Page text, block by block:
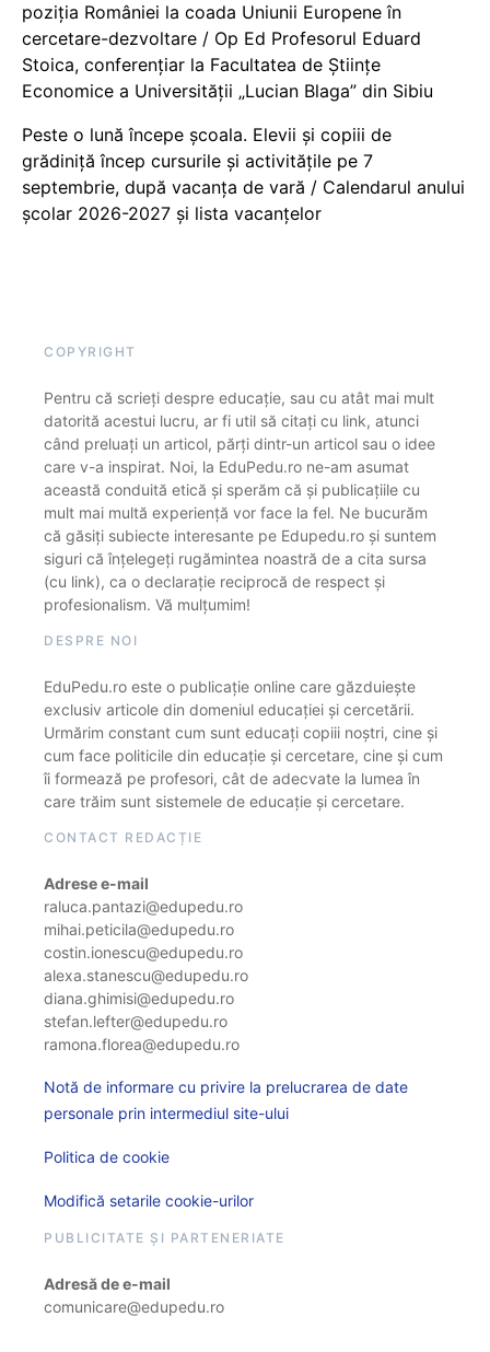
poziția României la coada Uniunii Europene în
cercetare-dezvoltare / Op Ed Profesorul Eduard
Stoica, conferențiar la Facultatea de Științe
Economice a Universității „Lucian Blaga” din Sibiu
Peste o lună începe școala. Elevii și copiii de
grădiniță încep cursurile și activitățile pe 7
septembrie, după vacanța de vară / Calendarul anului
școlar 2026-2027 și lista vacanțelor
COPYRIGHT
Pentru că scrieți despre educație, sau cu atât mai mult
datorită acestui lucru, ar fi util să citați cu link, atunci
când preluați un articol, părți dintr-un articol sau o idee
care v-a inspirat. Noi, la EduPedu.ro ne-am asumat
această conduită etică și sperăm că și publicațiile cu
mult mai multă experiență vor face la fel. Ne bucurăm
că găsiți subiecte interesante pe Edupedu.ro și suntem
siguri că înțelegeți rugămintea noastră de a cita sursa
(cu link), ca o declarație reciprocă de respect și
profesionalism. Vă mulțumim!
DESPRE NOI
EduPedu.ro este o publicație online care găzduiește
exclusiv articole din domeniul educației și cercetării.
Urmărim constant cum sunt educați copiii noștri, cine și
cum face politicile din educație și cercetare, cine și cum
îi formează pe profesori, cât de adecvate la lumea în
care trăim sunt sistemele de educație și cercetare.
CONTACT REDACȚIE
Adrese e-mail
raluca.pantazi@edupedu.ro
mihai.peticila@edupedu.ro
costin.ionescu@edupedu.ro
alexa.stanescu@edupedu.ro
diana.ghimisi@edupedu.ro
stefan.lefter@edupedu.ro
ramona.florea@edupedu.ro
Notă de informare cu privire la prelucrarea de date
personale prin intermediul site-ului
Politica de cookie
Modifică setarile cookie-urilor
PUBLICITATE ȘI PARTENERIATE
Adresă de e-mail
comunicare@edupedu.ro